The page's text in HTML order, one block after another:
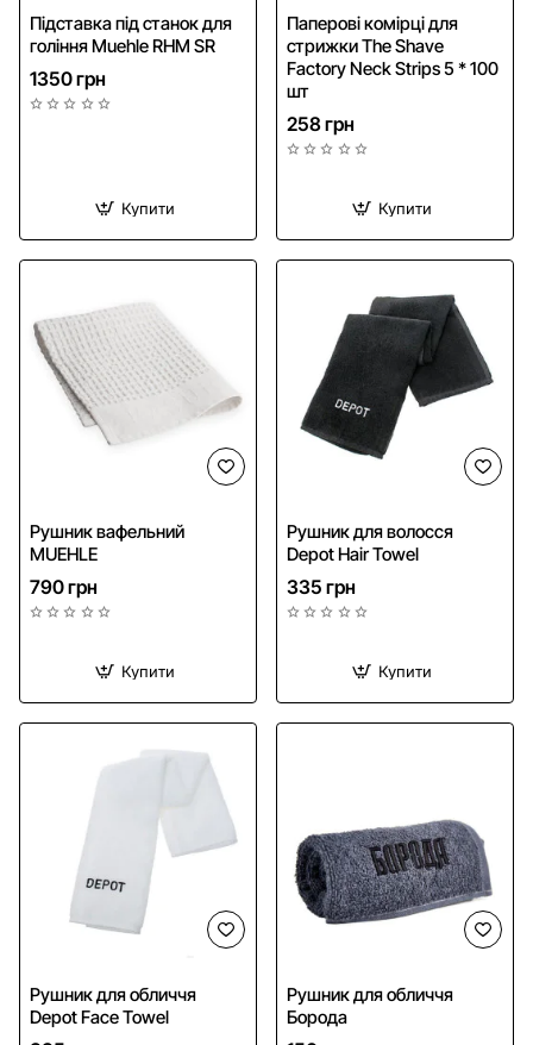
Підставка під станок для
гоління Muehle RHM SR
1350 грн
Купити
Паперові комірці для
стрижки The Shave
Factory Neck Strips 5 * 100
шт
258 грн
Купити
Рушник вафельний
MUEHLE
790 грн
Купити
Рушник для волосся
Depot Hair Towel
335 грн
Купити
Рушник для обличчя
Depot Face Towel
Рушник для обличчя
Борода